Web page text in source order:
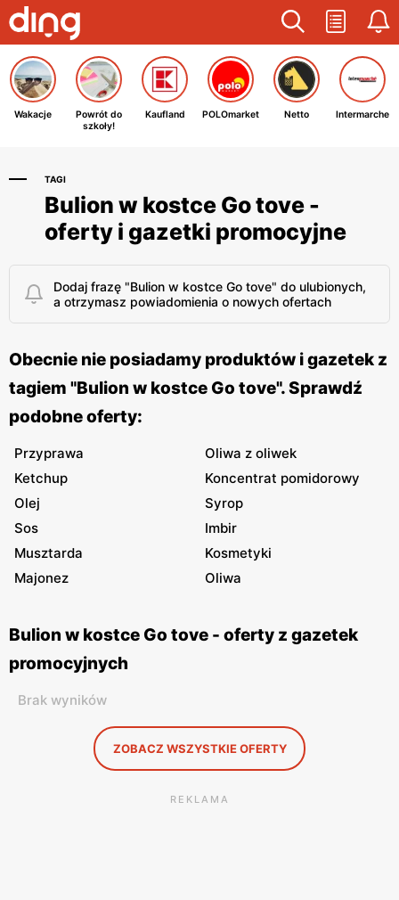
Wakacje
Powrót do
szkoły!
Kaufland POLOmarket Netto Intermarche
TAGI
Bulion w kostce Go tove -
oferty i gazetki promocyjne
Dodaj frazę "Bulion w kostce Go tove" do ulubionych,
a otrzymasz powiadomienia o nowych ofertach
Obecnie nie posiadamy produktów i gazetek z
tagiem "Bulion w kostce Go tove". Sprawdź
podobne oferty:
Przyprawa
Oliwa z oliwek
Ketchup
Koncentrat pomidorowy
Olej
Syrop
Sos
Imbir
Musztarda
Kosmetyki
Majonez
Oliwa
Bulion w kostce Go tove - oferty z gazetek
promocyjnych
Brak wyników
ZOBACZ WSZYSTKIE OFERTY
REKLAMA